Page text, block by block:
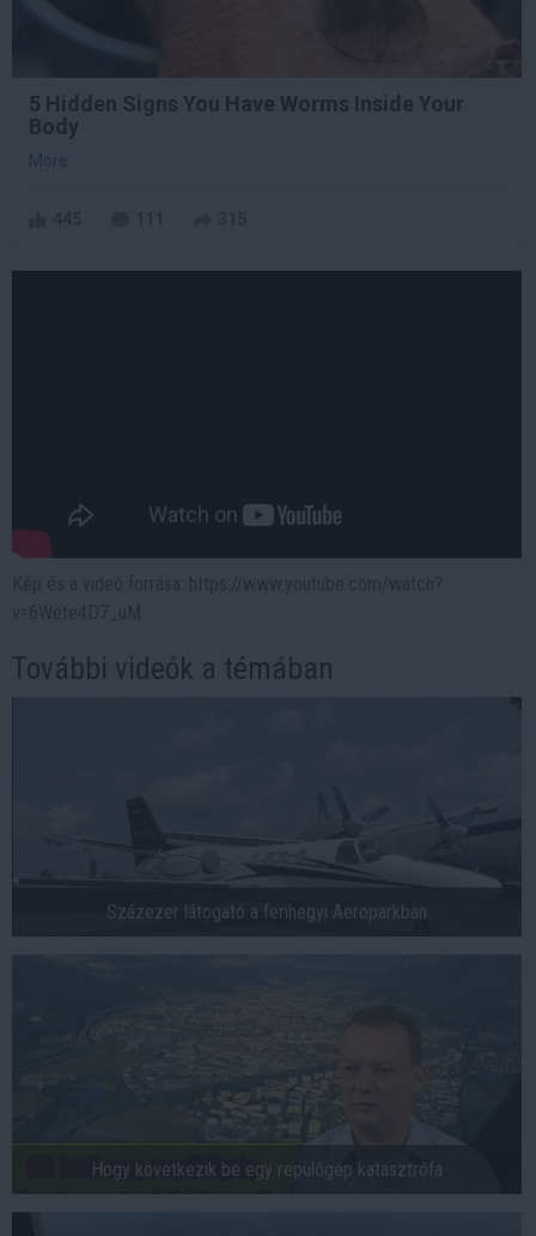
5 Hidden Signs You Have Worms Inside Your
Body
More
További videók a témában
Százezer látogató a ferihegyi Aeroparkban
Hogy következik be egy repülőgép katasztrófa